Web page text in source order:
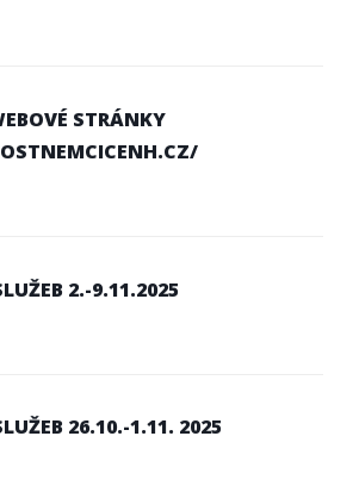
STRÁNKY
2.-9.11.2025
26.10.-1.11. 2025